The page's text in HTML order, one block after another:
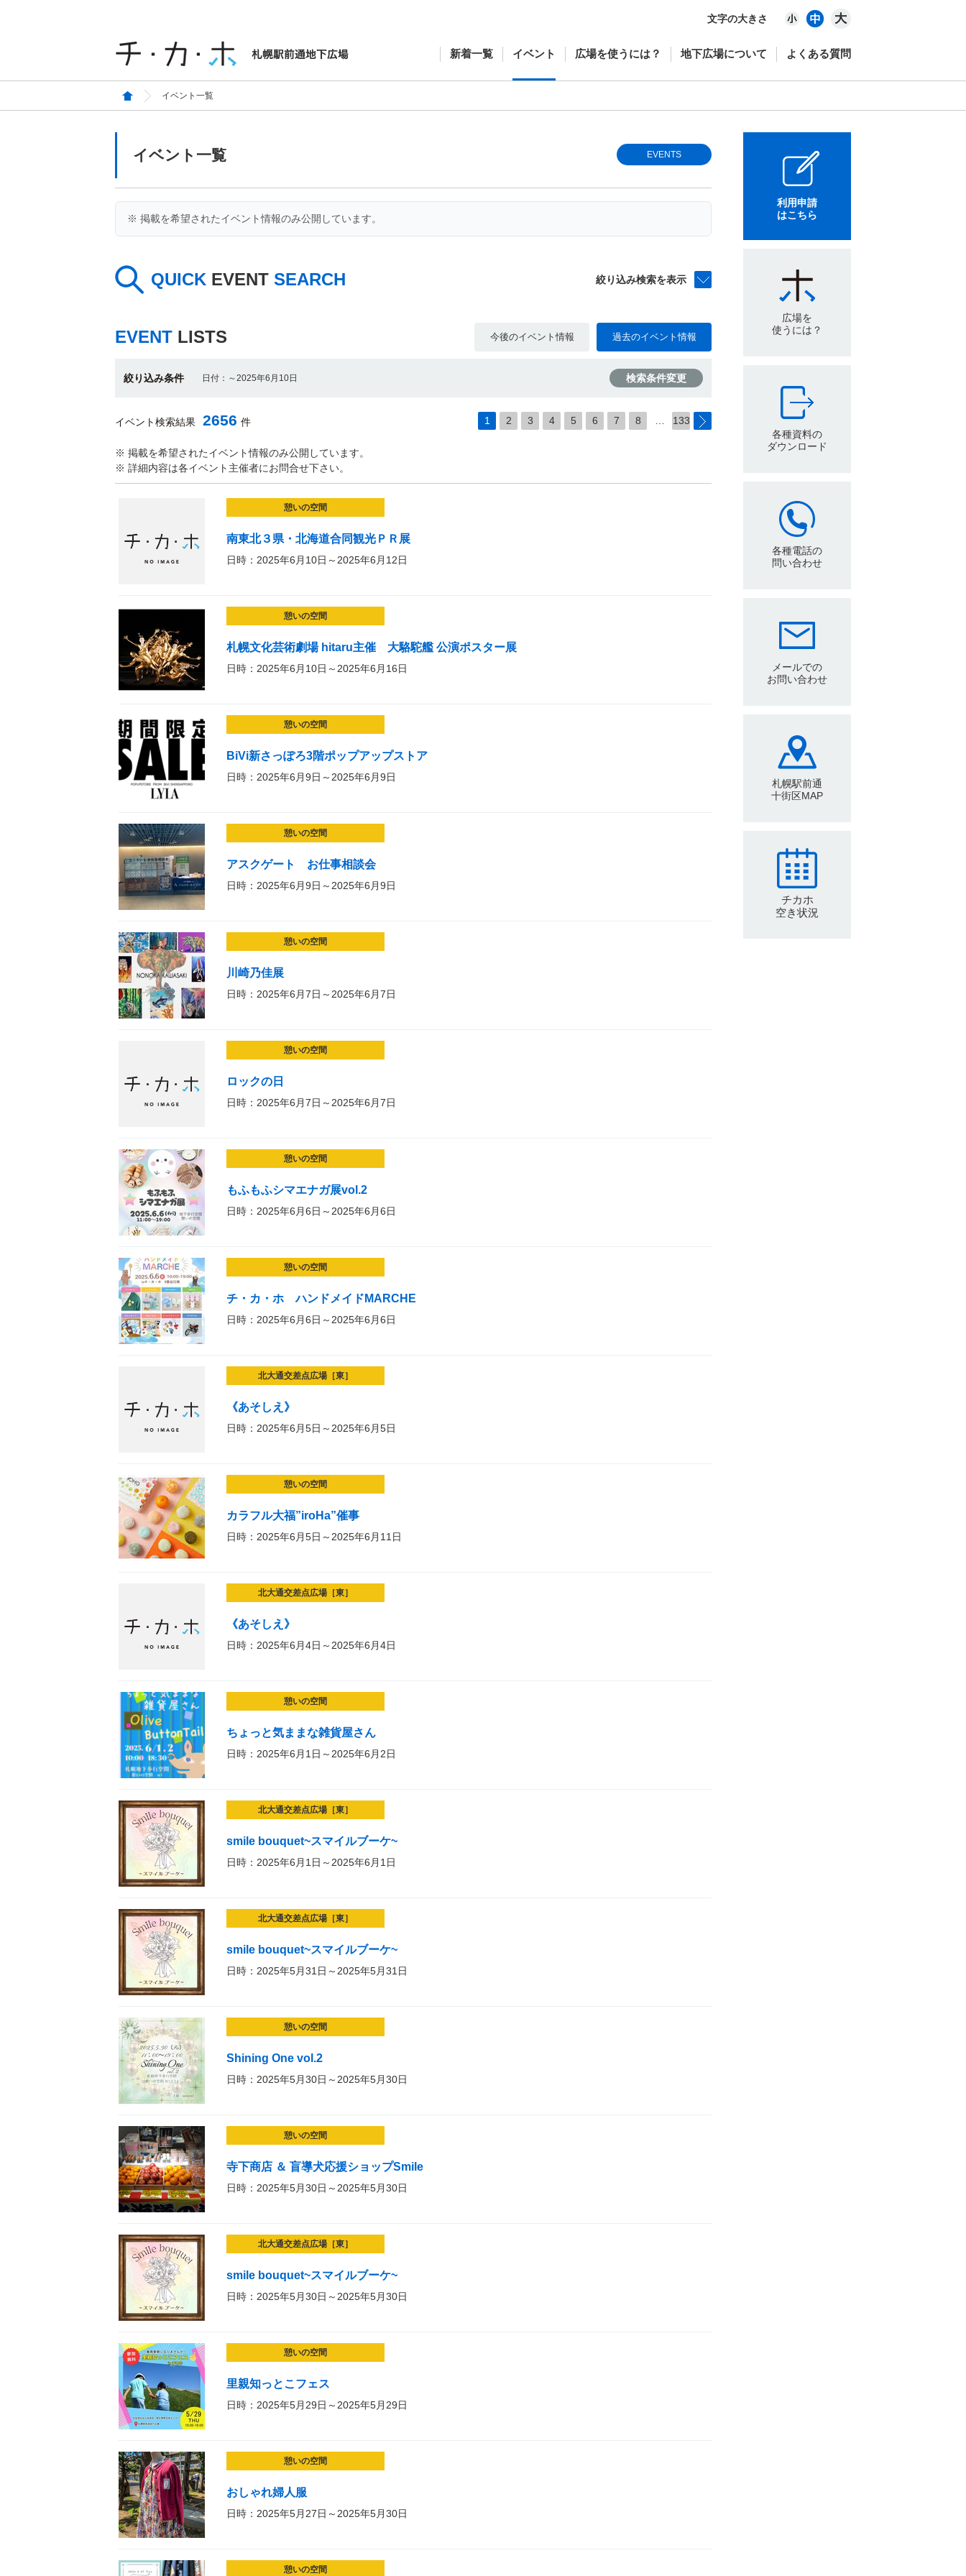
文字の大きさ
新着一覧 イベント 広場を使うには？ 地下広場について よくある質問
イベント一覧
イベント一覧 EVENTS
※ 掲載を希望されたイベント情報のみ公開しています。
QUICK EVENT SEARCH 絞り込み検索を表示
EVENT LISTS 今後のイベント情報 過去のイベント情報
絞り込み条件 日付：～2025年6月10日 検索条件変更
イベント検索結果 2656 件 1 2 3 4 5 6 7 8 133
※ 掲載を希望されたイベント情報のみ公開しています。
※ 詳細内容は各イベント主催者にお問合せ下さい。
憩いの空間
南東北３県・北海道合同観光ＰＲ展
日時：2025年6月10日～2025年6月12日
憩いの空間
札幌文化芸術劇場 hitaru主催 大駱駝艦 公演ポスター展
日時：2025年6月10日～2025年6月16日
憩いの空間
BiVi新さっぽろ3階ポップアップストア
日時：2025年6月9日～2025年6月9日
憩いの空間
アスクゲート お仕事相談会
日時：2025年6月9日～2025年6月9日
憩いの空間
川崎乃佳展
日時：2025年6月7日～2025年6月7日
憩いの空間
ロックの日
日時：2025年6月7日～2025年6月7日
憩いの空間
もふもふシマエナガ展vol.2
日時：2025年6月6日～2025年6月6日
憩いの空間
チ・カ・ホ ハンドメイドMARCHE
日時：2025年6月6日～2025年6月6日
北大通交差点広場［東］
《あそしえ》
日時：2025年6月5日～2025年6月5日
憩いの空間
カラフル大福”iroHa”催事
日時：2025年6月5日～2025年6月11日
北大通交差点広場［東］
《あそしえ》
日時：2025年6月4日～2025年6月4日
憩いの空間
ちょっと気ままな雑貨屋さん
日時：2025年6月1日～2025年6月2日
北大通交差点広場［東］
smile bouquet~スマイルブーケ~
日時：2025年6月1日～2025年6月1日
北大通交差点広場［東］
smile bouquet~スマイルブーケ~
日時：2025年5月31日～2025年5月31日
憩いの空間
Shining One vol.2
日時：2025年5月30日～2025年5月30日
憩いの空間
寺下商店 ＆ 盲導犬応援ショップSmile
日時：2025年5月30日～2025年5月30日
北大通交差点広場［東］
smile bouquet~スマイルブーケ~
日時：2025年5月30日～2025年5月30日
憩いの空間
里親知っとこフェス
日時：2025年5月29日～2025年5月29日
憩いの空間
おしゃれ婦人服
日時：2025年5月27日～2025年5月30日
憩いの空間
利用申請
はこちら
広場を
使うには？
各種資料の
ダウンロード
各種電話の
問い合わせ
メールでの
お問い合わせ
札幌駅前通
十街区MAP
チカホ
空き状況